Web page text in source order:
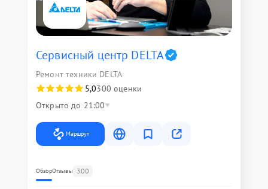
Сервисный центр DELTA
Ремонт техники DELTA
5,0300 оценки
Открыто до 21:00
Маршрут
ОбзорОтзывы 300